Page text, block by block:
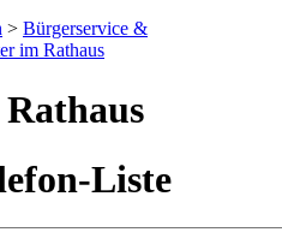
> Bürgerservice &
im Rathaus
Liste